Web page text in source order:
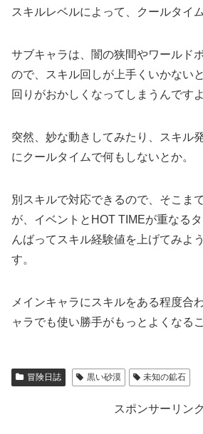
スキルレベルによって、クールタイ
サブキャラは、闇の狭間やワールド
ので、スキル回しが上手くいかない
回りがおかしくなってしまうんです
突然、妙な動きしてみたり、スキル
にクールタイムで何もしないとか。
別スキルで対応できるので、そこま
が、イベントとHOT TIMEが重なる
んばってスキル経験値を上げてみよ
す。
メインキャラにスキルをある程度合
ャラでも使い勝手がもっとよくなる
冒険日誌 黒い砂漠 未知の鉱石
スポンサーリンク